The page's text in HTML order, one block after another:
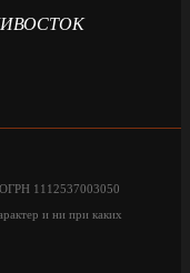
1112537003050
и ни при каких